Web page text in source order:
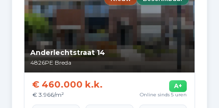
0-15: 21.265
15-25: 21.915
25-45: 44.130
45-65: 37.825
Opleidingsniveau
Hoger
Praktisch
27.200
Anderlechtstraat 14
4826PE Breda
€ 460.000 k.k.
€ 3.966/m²
A+
Online sinds 5 uren